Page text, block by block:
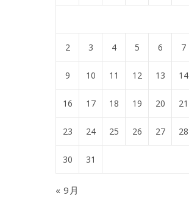
2 3 4 5 6 7
9 10 11 12 13 14
16 17 18 19 20 21
23 24 25 26 27 28
30 31
« 9月